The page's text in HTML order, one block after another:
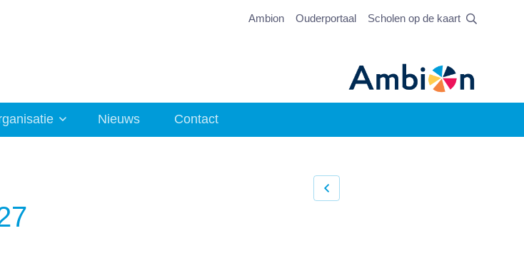
Ambion Ouderportaal Scholen op de kaart
Nieuws Contact